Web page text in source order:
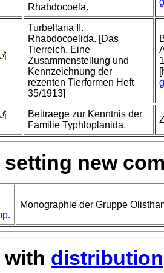
Rhabdocoela.
Turbellaria II.
Rhabdocoelida. [Das
Tierreich, Eine
Zusammenstellung und
Kennzeichnung der
rezenten Tierformen Heft
35/1913]
Beitraege zur Kenntnis der
Familie Typhloplanida.
new
Monographie der Gruppe
with distribution